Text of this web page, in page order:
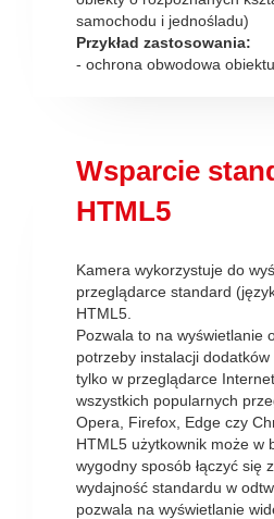
samochodu i jednośladu)
Przykład zastosowania:
- ochrona obwodowa obiektu
Wsparcie
HTML5
Kamera wykorzystuje do
przeglądarce standard
HTML5.
Pozwala to na wyświetlanie
potrzeby instalacji
tylko w przeglądarce
wszystkich popularnych
Opera, Firefox, Edge czy
HTML5 użytkownik może w
wygodny sposób łączyć się
wydajność standardu w
pozwala na wyświetlanie